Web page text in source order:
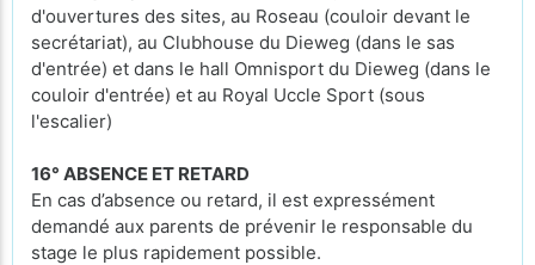
d'ouvertures des sites, au Roseau (couloir devant le
secrétariat), au Clubhouse du Dieweg (dans le sas
d'entrée) et dans le hall Omnisport du Dieweg (dans le
couloir d'entrée) et au Royal Uccle Sport (sous
l'escalier)
16° ABSENCE ET RETARD
En cas d’absence ou retard, il est expressément
demandé aux parents de prévenir le responsable du
stage le plus rapidement possible.